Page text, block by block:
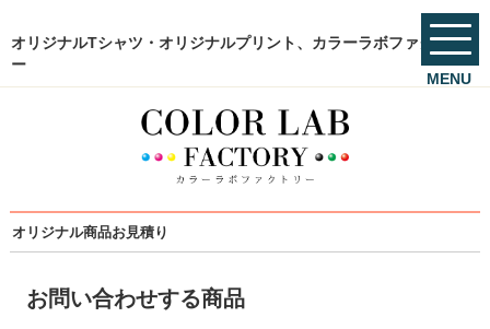
オリジナルTシャツ・オリジナルプリント、カラーラボファクトリ
ー
MENU
オリジナル商品お見積り
お問い合わせする商品